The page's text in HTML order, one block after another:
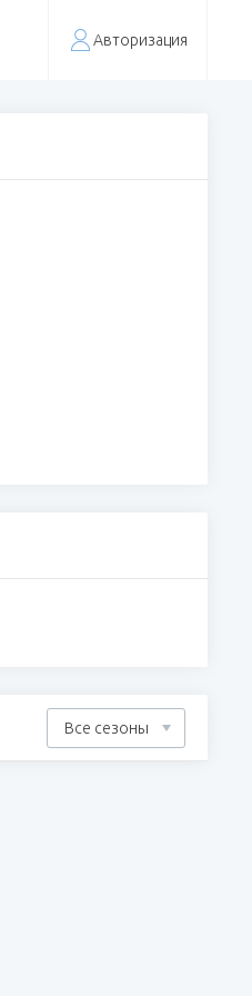
Авторизация
Все сезоны